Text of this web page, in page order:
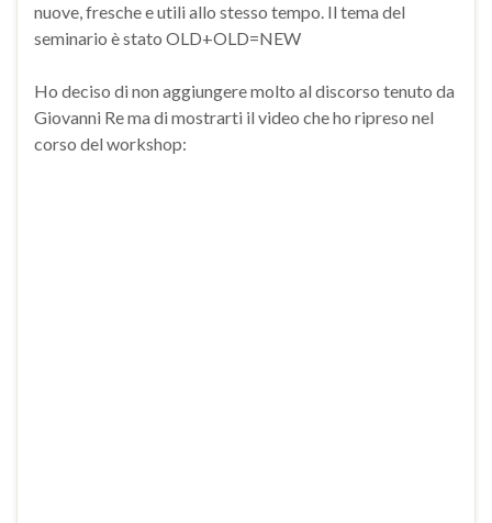
nuove, fresche e utili allo stesso tempo. Il tema del
seminario è stato OLD+OLD=NEW
Ho deciso di non aggiungere molto al discorso tenuto da
Giovanni Re ma di mostrarti il video che ho ripreso nel
corso del workshop: